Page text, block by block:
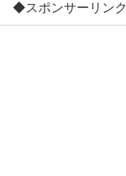
◆スポンサーリンク